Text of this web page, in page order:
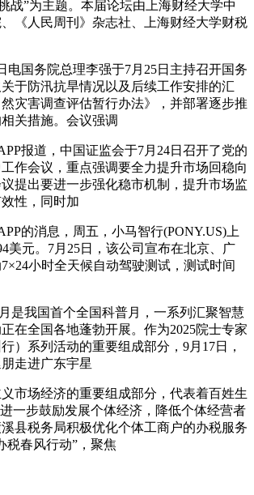
战”为主题。本届论坛由上海财经大学中
《人民周刊》杂志社、上海财经大学财税
电国务院总理李强于7月25日主持召开国务
于防汛抗旱情况以及后续工作安排的汇
灾害调查评估暂行办法》，并部署逐步推
关措施。会议强调
报道，中国证监会于7月24日召开了党的
作会议，重点强调要全力提升市场回稳向
提出要进一步强化稳市机制，提升市场监
性，同时加
的消息，周五，小马智行(PONY.US)上
美元。7月25日，该公司宣布在北京、广
小时全天候自动驾驶测试，测试时间
是我国首个全国科普月，一系列汇聚智慧
在全国各地蓬勃开展。作为2025院士专家
）系列活动的重要组成部分，9月17日，
走进广东宇星
市场经济的重要组成部分，代表着百姓生
一步鼓励发展个体经济，降低个体经营者
县税务局积极优化个体工商户的办税服务
税春风行动”，聚焦